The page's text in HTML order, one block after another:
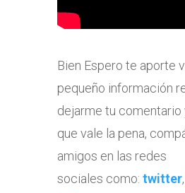
Bien Espero te aporte
pequeño información
dejarme tu comentario
que vale la pena,
amigos en las redes
sociales como: twitter,